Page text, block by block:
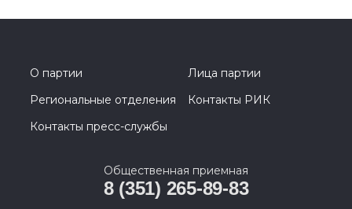
О партии
Лица партии
Региональные отделения
Контакты РИК
Контакты пресс-службы
Общественная приемная
8 (351) 265-89-83